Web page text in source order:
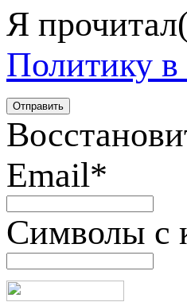
Я
Политику
Email*
Символы с